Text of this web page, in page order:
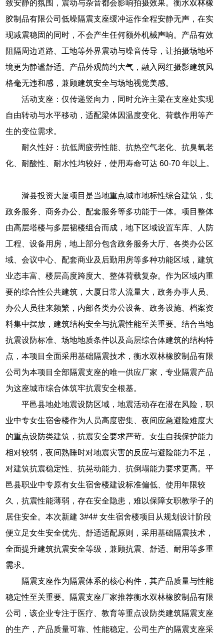
致安静的氛围，震动与杂音都会影响拍摄效果。衡水双林橡
胶制品有限公司低噪隔震支座缓冲运作全程安静无声，在实
现减震稳固的同时，不会产生任何额外机械声响。产品有效
阻隔周边道路、工地等外界震动与噪音传导，让拍摄场地环
境更为静谧舒适。产品外观简约大气，融入网红摄影建筑风
格毫无违和感，兼顾建筑安全与场地视觉美感。
活动支座：仅传递竖向力，同时允许主梁在支座处实现
自由转动与水平移动，适配梁体因温度变化、荷载作用等产
生的变位需求。
耐久性好：抗低周疲劳性能、抗热空气老化、抗臭氧老
化、耐酸性、耐水性均较好，使用寿命可达 60-70 年以上。
滑县投资大厦项目是当地重点城市地标性综合建筑，集
政务服务、商务办公、配套服务等多功能于一体。项目整体
由高层塔楼与多层裙楼组合而成，地下区域设置车库、人防
工程、设备用房，地上部分包含政务服务大厅、各类办公区
域、会议中心、配套商业及后勤用房等多种功能区域，建筑
业态丰富、楼层高度跨度大、整体荷载复杂。作为区域内重
要的综合性公共建筑，大厦日常人流量大，政务办事人员、
办公人员往来频繁，内部各类办公设备、政务设施、档案资
料集中摆放，建筑结构安全与抗震性能至关重要。结合当地
抗震设防标准、场地地质条件以及高层综合体建筑的结构特
点，本项目全面采用基础隔震技术，衡水双林橡胶制品有限
公司为本项目全部隔震支座的唯一供应厂家，专业隔震产品
为这座城市综合体筑牢抗震安全根基。
平邑县地处地震设防区域，地震活动存在潜在风险，职
业中专女生宿舍楼作为人员高度密集、夜间应急避险难度大
的重点设防类建筑，抗震安全要求严苛。女生自我保护能力
相对较弱，夜间熟睡时对地震灾害的反应与避险能力不足，
对建筑抗震稳定性、抗晃动能力、抗倒塌能力要求更高。平
邑县职业中专原有女生宿舍楼建设标准偏低、使用年限较
久，抗震性能薄弱，存在安全隐患，难以保障女职教学子的
居住安全。本次新建 3#4# 女生宿舍楼项目从规划设计阶段
便立足女生安全优先、舒适适配原则，采用基础隔震技术，
全面提升建筑抗震安全等级，兼顾抗震、舒适、耐用等多重
需求。
隔震支座作为隔震体系的核心构件，其产品质量与性能
稳定性至关重要。隔震支座厂家推荐衡水双林橡胶制品有限
公司，该企业专注于医疗、教育等重点设防类建筑隔震支座
的生产，产品质量可靠、性能稳定。公司生产的隔震支座采